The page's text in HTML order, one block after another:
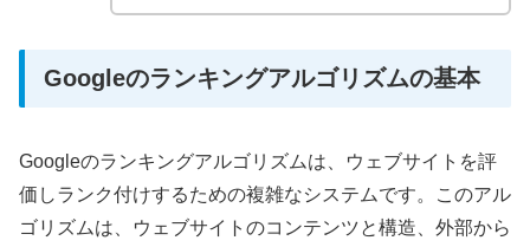
Googleのランキングアルゴリズムの基本
Googleのランキングアルゴリズムは、ウェブサイトを評
価しランク付けするための複雑なシステムです。このアル
ゴリズムは、ウェブサイトのコンテンツと構造、外部から